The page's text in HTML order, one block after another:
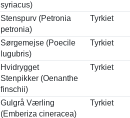
syriacus)
Stenspurv (Petronia
petronia)
Tyrkiet
Sørgemejse (Poecile
lugubris)
Tyrkiet
Hvidrygget
Stenpikker (Oenanthe
finschii)
Tyrkiet
Gulgrå Værling
(Emberiza cineracea)
Tyrkiet